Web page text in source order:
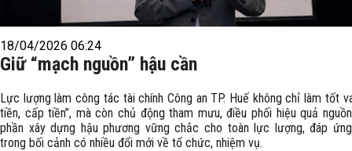
18/04/2026 06:24
Giữ “mạch nguồn” hậu cần
Lực lượng làm công tác tài chính Công an TP. Huế không chỉ làm tốt
tiền, cấp tiền”, mà còn chủ động tham mưu, điều phối hiệu quả
phần xây dựng hậu phương vững chắc cho toàn lực lượng, đáp
trong bối cảnh có nhiều đổi mới về tổ chức, nhiệm vụ.